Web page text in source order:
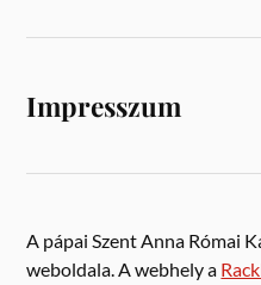
Impresszum
A pápai Szent Anna Római
weboldala. A webhely a